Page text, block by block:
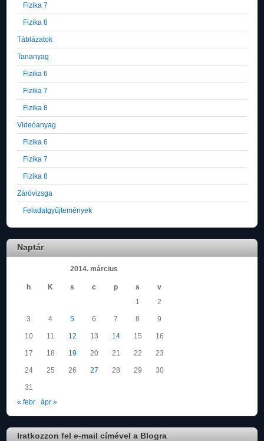
Fizika 7
Fizika 8
Táblázatok
Tananyag
Fizika 6
Fizika 7
Fizika 8
Videóanyag
Fizika 6
Fizika 7
Fizika 8
Záróvizsga
Feladatgyűjtemények
Naptár
2014. március
h K s c p s
v
1
2
3 4 5 6 7 8 9
10 11 12 13 14 15 16
17 18 19 20 21 22 23
24 25 26 27 28 29 30
31
« febr
ápr »
Iratkozzon fel e-mail címével a Blogra